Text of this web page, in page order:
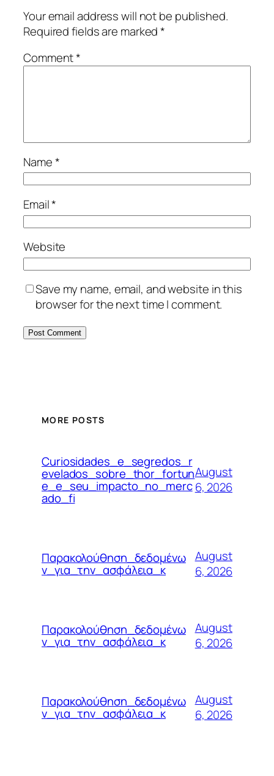
Your email address will not be published.
Required fields are marked*
Comment*
Name*
Email*
Website
Save my name, email, and website in this
browser for the next time I comment.
MORE POSTS
Curiosidades_e_segredos_r
evelados_sobre_thor_fortun
e_e_seu_impacto_no_merc
ado_fi
August
6, 2026
Παρακολούθηση_δεδομένω
ν_για_την_ασφάλεια_κ
August
6, 2026
Παρακολούθηση_δεδομένω
ν_για_την_ασφάλεια_κ
August
6, 2026
Παρακολούθηση_δεδομένω
ν_για_την_ασφάλεια_κ
August
6, 2026